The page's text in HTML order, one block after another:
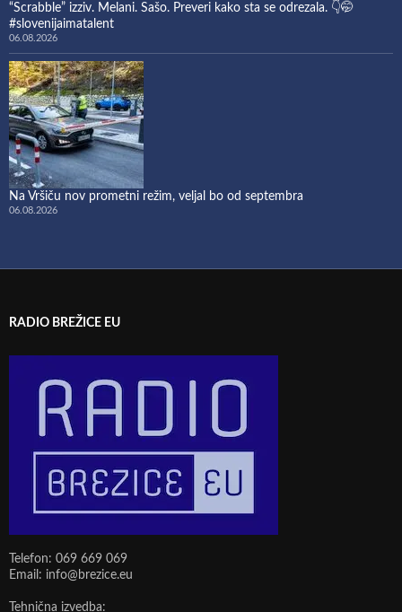
“Scrabble” izziv. Melani. Sašo. Preveri kako sta se odrezala. 👇🤭
#slovenijaimatalent
06.08.2026
Na Vršiču nov prometni režim, veljal bo od septembra
06.08.2026
RADIO BREŽICE EU
Telefon: 069 669 069
Email: info@brezice.eu
Tehnična izvedba: